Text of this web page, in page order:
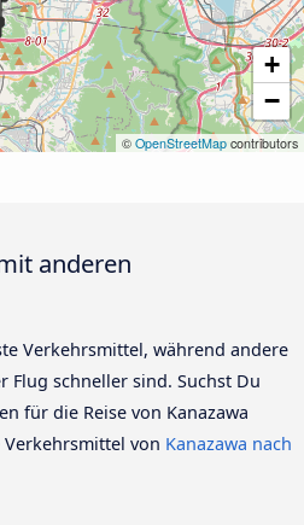
+
−
© OpenStreetMap contributors
anderen
Verkehrsmittel, während andere
Flug schneller sind. Suchst Du
für die Reise von Kanazawa
Verkehrsmittel von Kanazawa nach